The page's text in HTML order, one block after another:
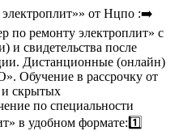
от Нцпо :➡️
по ремонту электроплит» с
и свидетельства после
Дистанционные (онлайн)
Обучение в рассрочку от
и скрытых
по специальности
в удобном формате:1️⃣